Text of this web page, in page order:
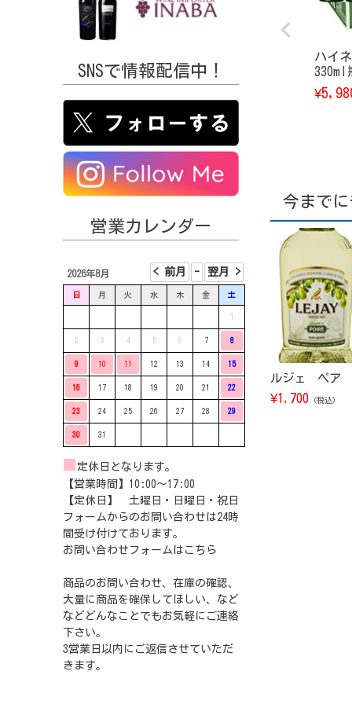
SNSで情報配信中！
営業カレンダー
2026年8月
日 月 火 水 木 金 土
1
2 3 4 5 6 7 8
9 10 11 12 13 14 15
16 17 18 19 20 21 22
23 24 25 26 27 28 29
30 31
定休日となります。
【営業時間】10:00〜17:00
【定休日】 土曜日・日曜日・祝日
フォームからのお問い合わせは24時
間受け付けております。
お問い合わせフォームは こちら
商品のお問い合わせ、在庫の確認、
大量に商品を確保してほしい、など
などどんなことでもお気軽にご連絡
下さい。
3営業日以内にご返信させていただ
きます。
ハイ
330ml
¥
今まで
ルジェ ペア
¥1,700 （税込）